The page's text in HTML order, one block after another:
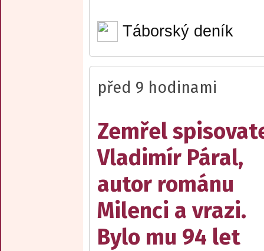
Táborský deník
před 9 hodinami
Zemřel
Vladimír Páral,
autor románu
Milenci a vrazi.
Bylo mu 94 let